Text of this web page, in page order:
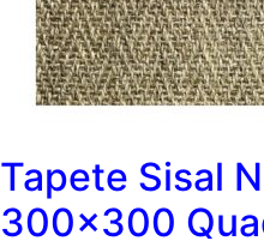
Tapete Sisal
300×300